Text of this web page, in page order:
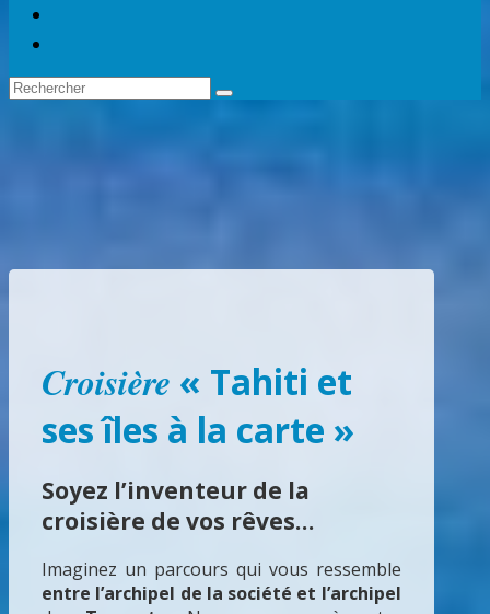
Croisière « Tahiti et
ses îles à la carte »
Soyez l’inventeur de la
croisière de vos rêves…
Imaginez un parcours qui vous ressemble
entre l’archipel de la société et l’archipel